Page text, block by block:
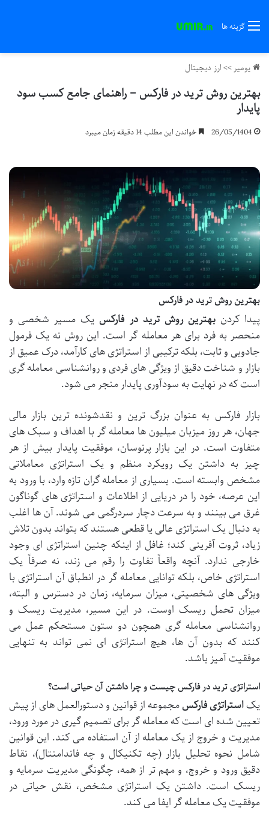
گزینه ها
یومیر>>ارز دیجیتال
بهترین روش ترید در فارکس – راهنمای جامع کسب سود
پایدار
26/05/1404 خواندن این مطلب 14 دقیقه زمان میبرد
بهترین روش ترید در فارکس
پیدا کردنبهترین روش ترید در فارکس یک مسیر شخصی و
منحصر به فرد برای هر معامله گر است. این روش نه یک فرمول
جادویی و ثابت، بلکه ترکیبی از استراتژی های کارآمد، درک عمیق از
بازار و شناخت دقیق از ویژگی های فردی و روانشناسی معامله گری
است که در نهایت به سودآوری پایدار منجر می شود.
بازار فارکس به عنوان بزرگ ترین و نقدشونده ترین بازار مالی
جهان، هر روز میزبان میلیون ها معامله گر با اهداف و سبک های
متفاوت است. در این بازار پرنوسان، موفقیت پایدار بیش از هر
چیز به داشتن یک رویکرد منظم و یک استراتژی معاملاتی
مشخص وابسته است. بسیاری از معامله گران تازه وارد، با ورود به
این عرصه، خود را در دریایی از اطلاعات و استراتژی های گوناگون
غرق می بینند و به سرعت دچار سردرگمی می شوند. آن ها اغلب
به دنبال یک استراتژی عالی یا قطعی هستند که بتواند بدون تلاش
زیاد، ثروت آفرینی کند؛ غافل از اینکه چنین استراتژی ای وجود
خارجی ندارد. آنچه واقعاً تفاوت را رقم می زند، نه صرفاً یک
استراتژی خاص، بلکه توانایی معامله گر در انطباق آن استراتژی با
ویژگی های شخصیتی، میزان سرمایه، زمان در دسترس و البته،
میزان تحمل ریسک اوست. در این مسیر، مدیریت ریسک و
روانشناسی معامله گری همچون دو ستون مستحکم عمل می
کنند که بدون آن ها، هیچ استراتژی ای نمی تواند به تنهایی
موفقیت آمیز باشد.
استراتژی ترید در فارکس چیست و چرا داشتن آن حیاتی است؟
یکاستراتژی فارکسمجموعه از قوانین و دستورالعمل های از پیش
تعیین شده ای است که معامله گر برای تصمیم گیری در مورد ورود،
مدیریت و خروج از یک معامله از آن استفاده می کند. این قوانین
شامل نحوه تحلیل بازار (چه تکنیکال و چه فاندامنتال)، نقاط
دقیق ورود و خروج، و مهم تر از همه، چگونگی مدیریت سرمایه و
ریسک است. داشتن یک استراتژی مشخص، نقش حیاتی در
موفقیت یک معامله گر ایفا می کند.